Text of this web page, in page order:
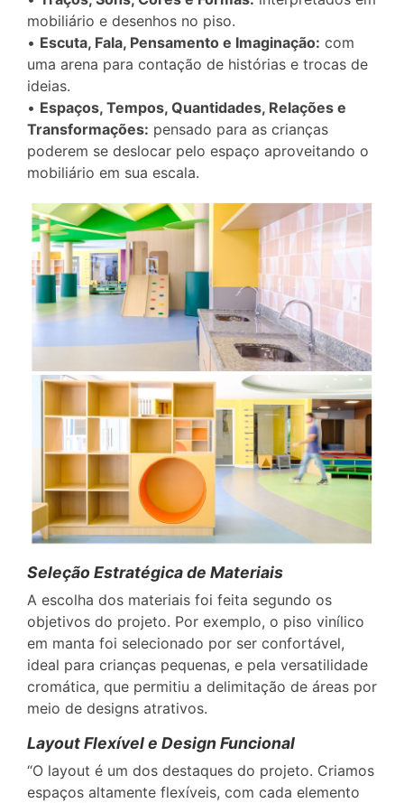
mobiliário e desenhos no piso.
• Escuta, Fala, Pensamento e Imaginação: com
uma arena para contação de histórias e trocas de
ideias.
• Espaços, Tempos, Quantidades, Relações e
Transformações: pensado para as crianças
poderem se deslocar pelo espaço aproveitando o
mobiliário em sua escala.
Seleção Estratégica de Materiais
A escolha dos materiais foi feita segundo os
objetivos do projeto. Por exemplo, o piso vinílico
em manta foi selecionado por ser confortável,
ideal para crianças pequenas, e pela versatilidade
cromática, que permitiu a delimitação de áreas por
meio de designs atrativos.
Layout Flexível e Design Funcional
“O layout é um dos destaques do projeto. Criamos
espaços altamente flexíveis, com cada elemento